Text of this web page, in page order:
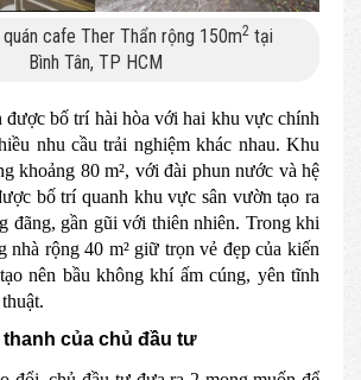
quán cafe Ther Thẩn rộng 150m2tại
Bình Tân, TP HCM
được bố trí hài hòa với hai khu vực chính
nhu cầu trải nghiệm khác nhau. Khu
khoảng 80 m², với đài phun nước và hệ
bố trí quanh khu vực sân vườn tạo ra
đãng, gần gũi với thiên nhiên. Trong khi
nhà rộng 40 m² giữ trọn vẻ đẹp của kiến
nên bầu không khí ấm cúng, yên tĩnh
thanh của chủ đầu tư